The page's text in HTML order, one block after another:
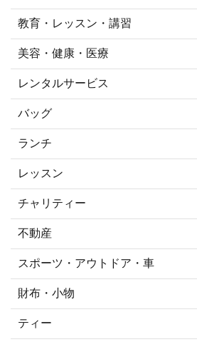
教育・レッスン・講習
美容・健康・医療
レンタルサービス
バッグ
ランチ
レッスン
チャリティー
不動産
スポーツ・アウトドア・車
財布・小物
ティー